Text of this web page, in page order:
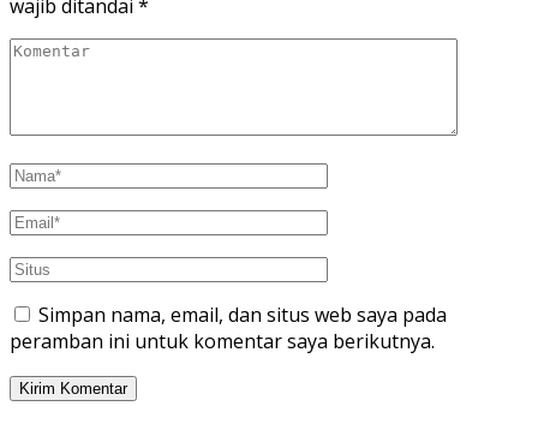
wajib ditandai *
Simpan nama, email, dan situs web saya pada
peramban ini untuk komentar saya berikutnya.